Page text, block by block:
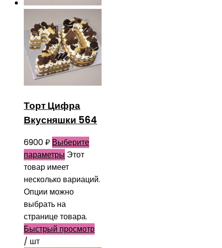
Торт Цифра
Вкусняшки 564
6900₽ Выберите
параметры Этот
товар имеет
несколько вариаций.
Опции можно
выбрать на
странице товара.
Быстрый просмотр
/ шт